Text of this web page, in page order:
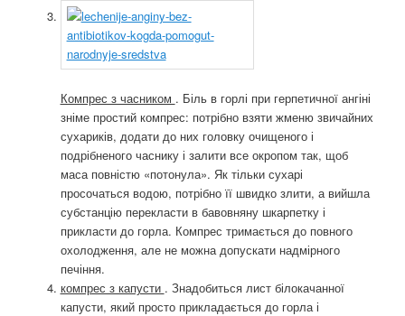
Компрес з часником . Біль в горлі при герпетичної ангіні
зніме простий компрес: потрібно взяти жменю звичайних
сухариків, додати до них головку очищеного і
подрібненого часнику і залити все окропом так, щоб
маса повністю «потонула». Як тільки сухарі
просочаться водою, потрібно її швидко злити, а вийшла
субстанцію перекласти в бавовняну шкарпетку і
прикласти до горла. Компрес тримається до повного
охолодження, але не можна допускати надмірного
печіння.
компрес з капусти . Знадобиться лист білокачанної
капусти, який просто прикладається до горла і